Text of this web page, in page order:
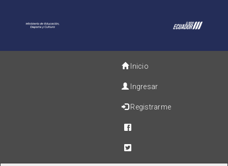
Inicio
Ingresar
Registrarme